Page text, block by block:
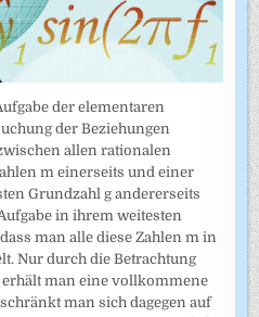
der elementaren
der Beziehungen
allen rationalen
m einerseits und einer
Grundzahl g andererseits
in ihrem weitesten
man alle diese Zahlen m in
Nur durch die Betrachtung
man eine vollkommene
man sich dagegen auf